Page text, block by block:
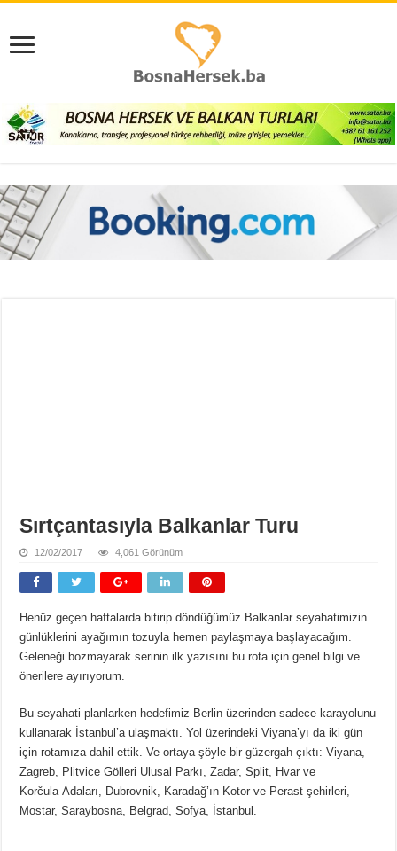
Sırtçantasıyla Balkanlar Turu
12/02/2017 4,061 Görünüm
Henüz geçen haftalarda bitirip döndüğümüz Balkanlar seyahatimizin
günlüklerini ayağımın tozuyla hemen paylaşmaya başlayacağım.
Geleneği bozmayarak serinin ilk yazısını bu rota için genel bilgi ve
önerilere ayırıyorum.
Bu seyahati planlarken hedefimiz Berlin üzerinden sadece karayolunu
kullanarak İstanbul’a ulaşmaktı. Yol üzerindeki Viyana’yı da iki gün
için rotamıza dahil ettik. Ve ortaya şöyle bir güzergah çıktı: Viyana,
Zagreb, Plitvice Gölleri Ulusal Parkı, Zadar, Split, Hvar ve
Korčula Adaları, Dubrovnik, Karadağ’ın Kotor ve Perast şehirleri,
Mostar, Saraybosna, Belgrad, Sofya, İstanbul.